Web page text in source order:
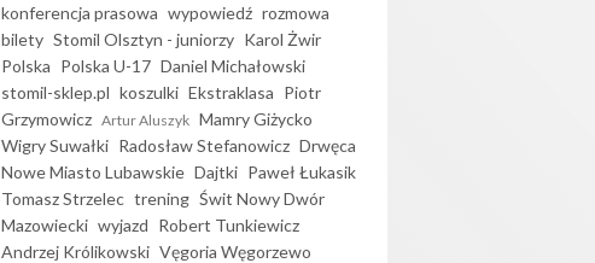
konferencja prasowa wypowiedź rozmowa
bilety Stomil Olsztyn - juniorzy Karol Żwir
Polska Polska U-17 Daniel Michałowski
stomil-sklep.pl koszulki Ekstraklasa Piotr
Grzymowicz Artur Aluszyk Mamry Giżycko
Wigry Suwałki Radosław Stefanowicz Drwęca
Nowe Miasto Lubawskie Dajtki Paweł Łukasik
Tomasz Strzelec trening Świt Nowy Dwór
Mazowiecki wyjazd Robert Tunkiewicz
Andrzej Królikowski Vęgoria Węgorzewo